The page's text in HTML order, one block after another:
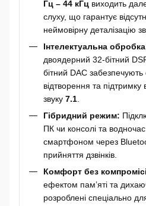
Гц – 44 кГц виходить
слуху, що гарантує
неймовірну деталізацію
Інтелектуальна
двоядерний 32-бітний
бітний DAC забезпечують
відтворення та
звуку 7.1
Гібридний режим:
ПК чи консолі та
смартфоном через
прийняття дзвінків.
Комфорт без
ефектом пам’яті та
розроблені спеціально